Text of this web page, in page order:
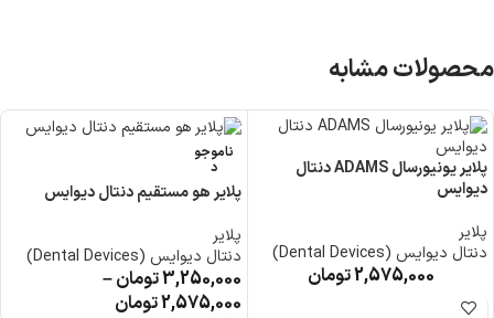
محصولات مشابه
پلایر یونیورسال ADAMS دنتال
دیوایس
پلایر
دنتال دیوایس (Dental Devices)
2,575,000تومان
ناموجو
د
پلایر هو مستقیم دنتال دیوایس
پلایر
دنتال دیوایس (Dental Devices)
3,250,000تومان–
2,575,000تومان